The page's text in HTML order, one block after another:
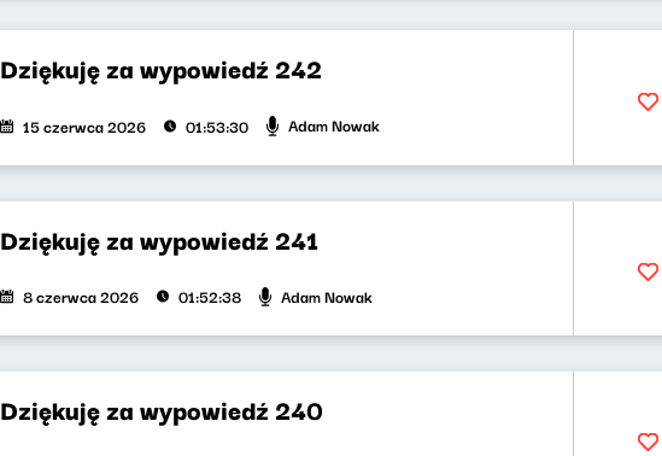
Dziękuję za wypowiedź 242
15 czerwca 2026 01:53:30 Adam Nowak
Dziękuję za wypowiedź 241
8 czerwca 2026 01:52:38 Adam Nowak
Dziękuję za wypowiedź 240